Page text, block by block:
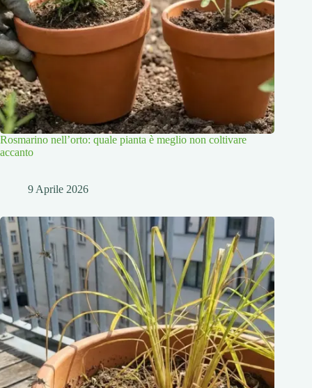
Rosmarino nell’orto: quale pianta è meglio non coltivare
accanto
9 Aprile 2026